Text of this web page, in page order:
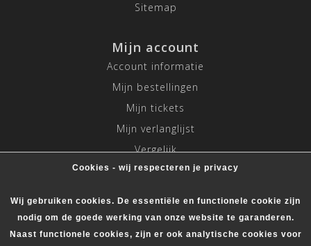
Cookies - wij respecteren je privacy
Wij gebruiken cookies. De essentiële en functionele cookie zijn
nodig om de goede werking van onze website te garanderen.
Naast functionele cookies, zijn er ook analytische cookies voor
Sitemap
Mijn account
Account informatie
Mijn bestellingen
Mijn tickets
Mijn verlanglijst
Vergelijk
Alle producten